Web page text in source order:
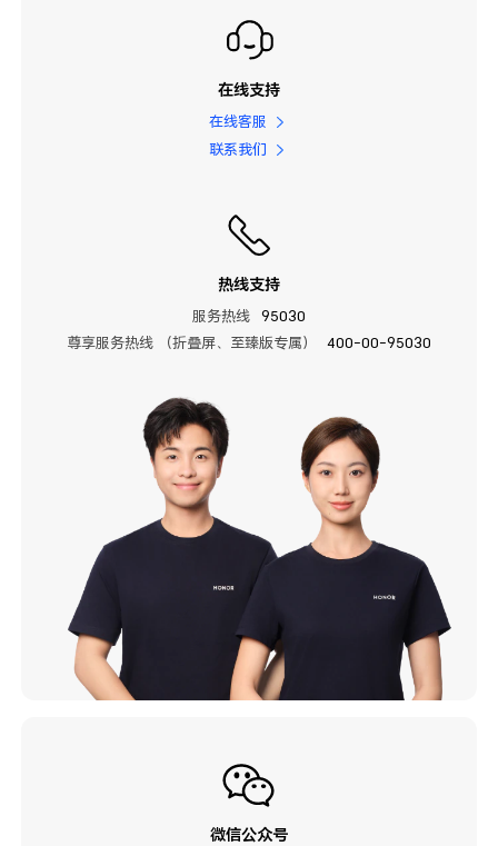
在线支持
在线客服
联系我们
热线支持
服务热线
95030
尊享服务热线 （折叠屏、至臻版专属）
400-00-95030
微信公众号